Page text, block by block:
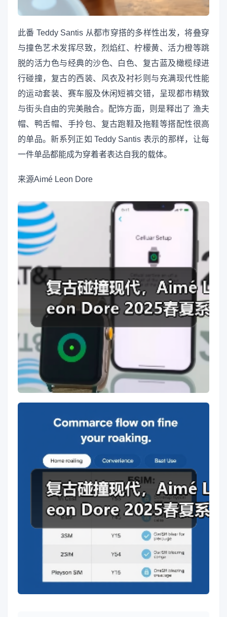
此番 Teddy Santis 从都市穿搭的多样性出发，将叠穿
与撞色艺术发挥尽致，烈焰红、柠檬黄、活力橙等跳
脱的活力色与经典的沙色、白色、复古蓝及橄榄绿进
行碰撞，复古的西装、风衣及衬衫则与充满现代性能
的运动套装、赛车服及休闲短裤交错，呈现都市精致
与街头自由的完美融合。配饰方面，则是释出了 渔夫
帽、鸭舌帽、手拎包、复古跑鞋及拖鞋等搭配性很高
的单品。新系列正如 Teddy Santis 表示的那样，让每
一件单品都能成为穿着者表达自我的载体。
来源Aimé Leon Dore